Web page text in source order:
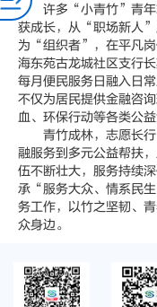
许多“小青竹”青年志
获成长，从“职场新人
为“组织者”，在平凡岗
海东苑古龙城社区支行
每月便民服务日融入日
不仅为居民提供金融咨
血、环保行动等各类公
青竹成林，志愿长行
融服务到多元公益帮扶
伍不断壮大，服务持续
承“服务大众、情系民
务工作，以竹之坚韧、
众身边。